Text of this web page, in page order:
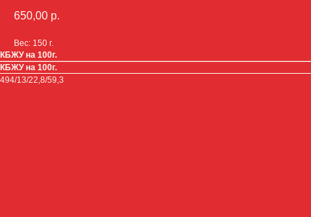
650,00 р.
Вес: 150 г.
КБЖУ на 100г.
КБЖУ на 100г.
494/13/22,8/59,3